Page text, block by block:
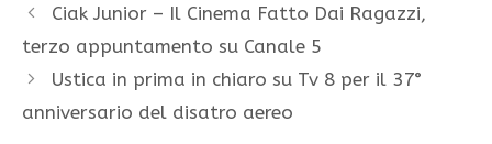
Ciak Junior – Il Cinema Fatto Dai Ragazzi,
terzo appuntamento su Canale 5
Ustica in prima in chiaro su Tv 8 per il 37°
anniversario del disatro aereo